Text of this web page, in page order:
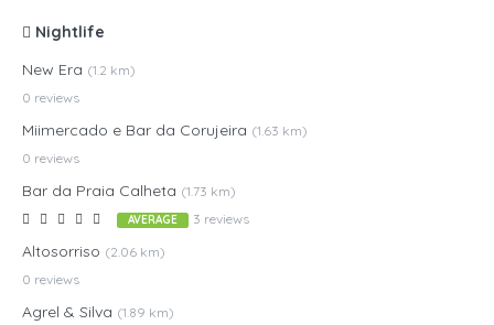
Nightlife
New Era (1.2 km)
0 reviews
Miimercado e Bar da Corujeira (1.63 km)
0 reviews
Bar da Praia Calheta (1.73 km)
AVERAGE 3 reviews
Altosorriso (2.06 km)
0 reviews
Agrel & Silva (1.89 km)